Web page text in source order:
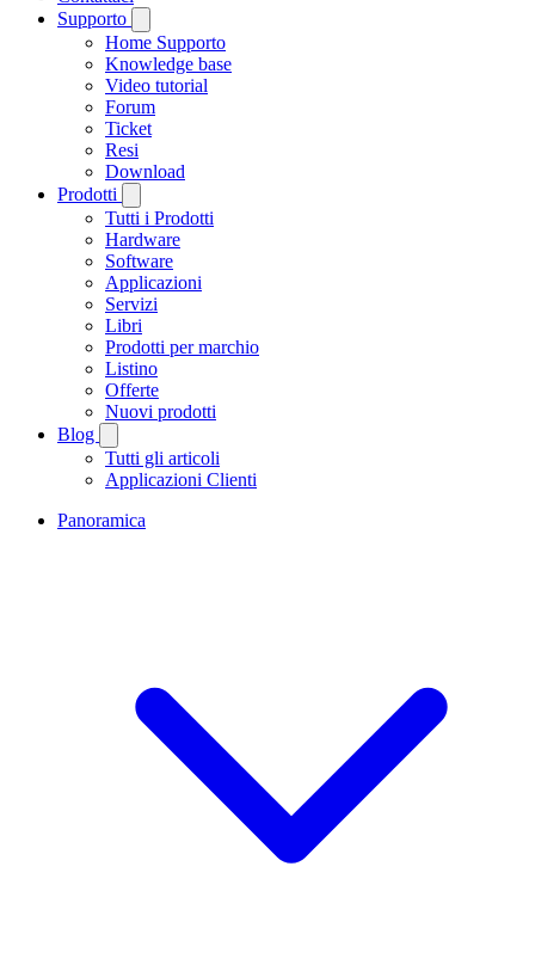
Supporto
Home Supporto
Knowledge base
Video tutorial
Forum
Ticket
Resi
Download
Prodotti
Tutti i Prodotti
Hardware
Software
Applicazioni
Servizi
Libri
Prodotti per marchio
Listino
Offerte
Nuovi prodotti
Blog
Tutti gli articoli
Applicazioni Clienti
Panoramica